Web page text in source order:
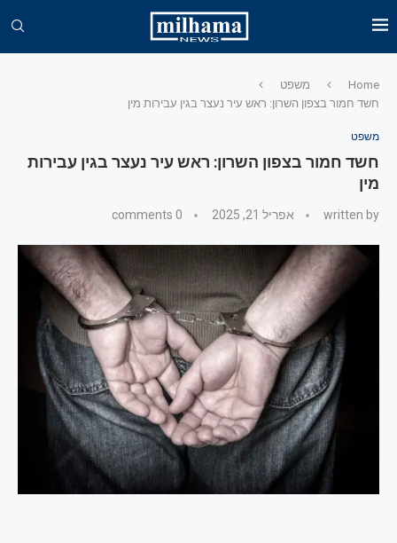
Home
משפט
חשד חמור בצפון השרון: ראש עיר נעצר בגין עבירות מין
משפט
חשד חמור בצפון השרון: ראש עיר נעצר בגין עבירות
מין
written by אפריל 21, 2025 0 comments